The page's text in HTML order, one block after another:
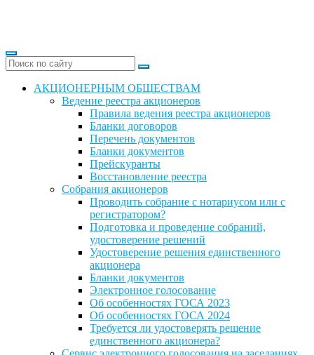
АКЦИОНЕРНЫМ ОБЩЕСТВАМ
Ведение реестра акционеров
Правила ведения реестра акционеров
Бланки договоров
Перечень документов
Бланки документов
Прейскуранты
Восстановление реестра
Собрания акционеров
Проводить собрание с нотариусом или с
регистратором?
Подготовка и проведение собраний,
удостоверение решений
Удостоверение решения единственного
акционера
Бланки документов
Электронное голосование
Об особенностях ГОСА 2023
Об особенностях ГОСА 2024
Требуется ли удостоверять решение
единственного акционера?